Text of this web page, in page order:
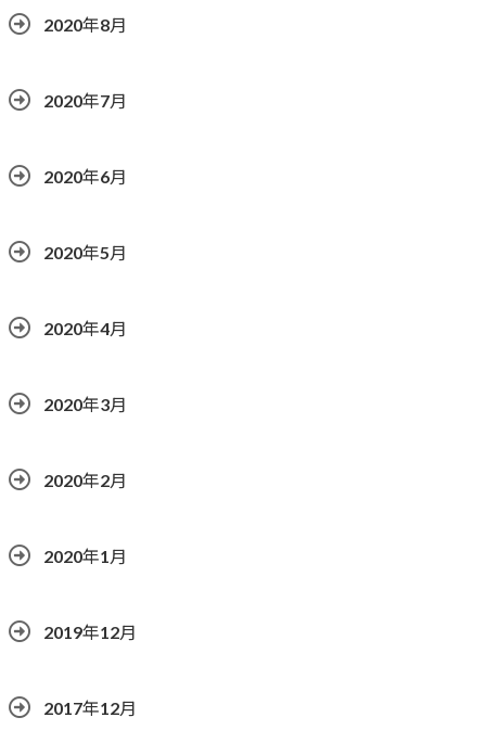
2020年8月
2020年7月
2020年6月
2020年5月
2020年4月
2020年3月
2020年2月
2020年1月
2019年12月
2017年12月